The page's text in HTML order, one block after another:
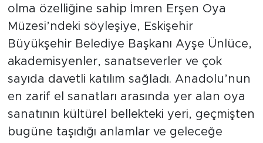
olma özelliğine sahip İmren Erşen Oya
Müzesi’ndeki söyleşiye, Eskişehir
Büyükşehir Belediye Başkanı Ayşe Ünlüce,
akademisyenler, sanatseverler ve çok
sayıda davetli katılım sağladı. Anadolu’nun
en zarif el sanatları arasında yer alan oya
sanatının kültürel bellekteki yeri, geçmişten
bugüne taşıdığı anlamlar ve geleceğe